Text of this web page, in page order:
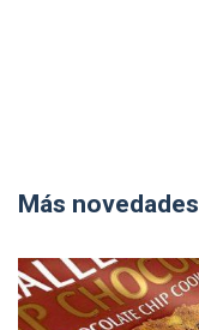
Más novedades